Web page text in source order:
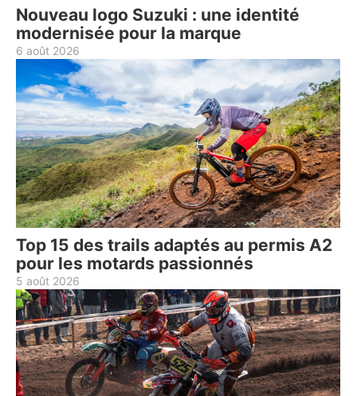
Nouveau logo Suzuki : une identité
modernisée pour la marque
6 août 2026
Top 15 des trails adaptés au permis A2
pour les motards passionnés
5 août 2026